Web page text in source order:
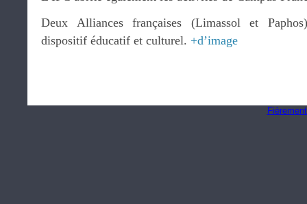
Deux Alliances françaises (Limassol et
dispositif éducatif et culturel. +d’image